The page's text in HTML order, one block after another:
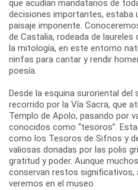
que acudían mandatarios de
decisiones importantes, estaba
paisaje imponente.
de Castalia, rodeada de
la mitología, en este entorno
ninfas para cantar y rendir
poesía.
Desde la esquina suroriental del
recorrido por la Vía Sacra, que
Templo de Apolo, pasando por
conocidos como “tesoros”.
como los Tesoros de Sifnos y
valiosas donadas por las polis
gratitud y poder. Aunque
conservan restos significativos,
veremos en el museo.